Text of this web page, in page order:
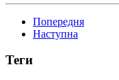
Попередня
Наступна
Теги